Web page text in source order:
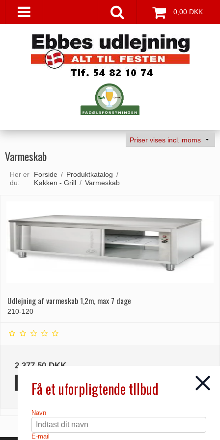
0,00 DKK
Varmeskab
Her er
du:
Forside / Produktkatalog /
Køkken - Grill / Varmeskab
Udlejning af varmeskab 1,2m, max 7 dage
210-120
2.377,50 DKK
Få et uforpligtende tllbud
Navn
E-mail